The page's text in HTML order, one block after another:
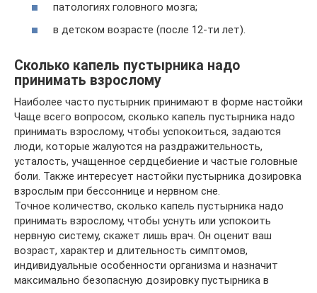
патологиях головного мозга;
в детском возрасте (после 12-ти лет).
Сколько капель пустырника надо
принимать взрослому
Наиболее часто пустырник принимают в форме настойки
Чаще всего вопросом, сколько капель пустырника надо
принимать взрослому, чтобы успокоиться, задаются
люди, которые жалуются на раздражительность,
усталость, учащенное сердцебиение и частые головные
боли. Также интересует настойки пустырника дозировка
взрослым при бессоннице и нервном сне.
Точное количество, сколько капель пустырника надо
принимать взрослому, чтобы уснуть или успокоить
нервную систему, скажет лишь врач. Он оценит ваш
возраст, характер и длительность симптомов,
индивидуальные особенности организма и назначит
максимально безопасную дозировку пустырника в